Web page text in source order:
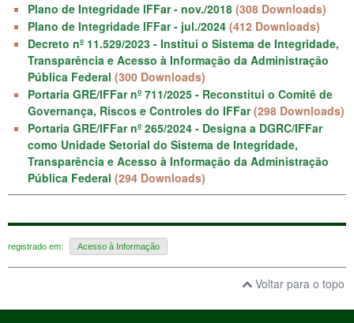
Plano de Integridade IFFar - nov./2018 (308 Downloads)
Plano de Integridade IFFar - jul./2024 (412 Downloads)
Decreto nº 11.529/2023 - Institui o Sistema de Integridade,
Transparência e Acesso à Informação da Administração
Pública Federal (300 Downloads)
Portaria GRE/IFFar nº 711/2025 - Reconstitui o Comitê de
Governança, Riscos e Controles do IFFar (298 Downloads)
Portaria GRE/IFFar nº 265/2024 - Designa a DGRC/IFFar
como Unidade Setorial do Sistema de Integridade,
Transparência e Acesso à Informação da Administração
Pública Federal (294 Downloads)
registrado em: Acesso à Informação
Voltar para o topo